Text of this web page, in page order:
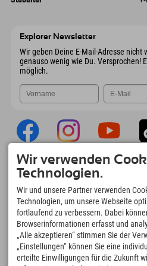
Explorer Newsletter
Wir geben Deine E-Mail-Adresse nicht
genauso wenig wie Du. Versprochen!
möglich.
Explorer App
Upload Deiner #ExplorerMoments,
Explorer To Go mit Buchungsübersicht,
Bucketlist, Restaurantübersicht uvm.
downloaden!
Zeit für Explorer Moments
Wir verwenden
Technologien.
Wir und unsere Partner verwenden
Technologien, um unsere Webseite
fortlaufend zu verbessern. Dabei
Browserinformationen erfasst und
„Alle akzeptieren“ stimmen Sie der
„Einstellungen“ können Sie eine
erteilte Einwilligungen für die Zukunft